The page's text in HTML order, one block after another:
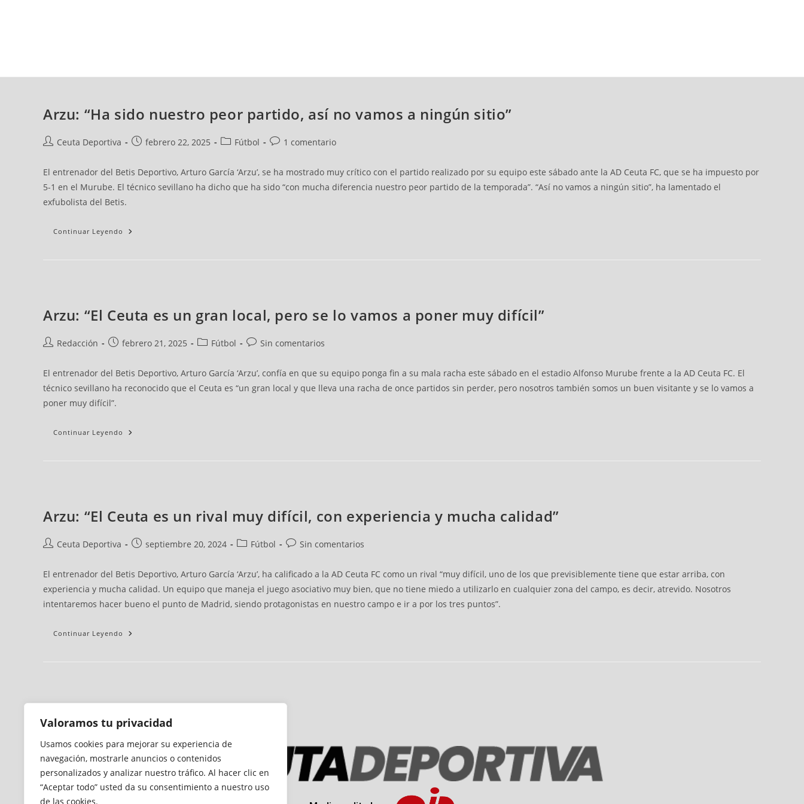
Valoramos tu privacidad
Usamos cookies para mejorar su experiencia de
navegación, mostrarle anuncios o contenidos
personalizados y analizar nuestro tráfico. Al hacer clic en
“Aceptar todo” usted da su consentimiento a nuestro uso
de las cookies.
Arzu: “Ha sido nuestro peor partido, así no vamos a ningún sitio”
Ceuta Deportiva febrero 22, 2025 Fútbol 1 comentario
El entrenador del Betis Deportivo, Arturo García ‘Arzu’, se ha mostrado muy crítico con el partido realizado por su equipo este sábado ante la AD Ceuta FC, que se ha impuesto por
5-1 en el Murube. El técnico sevillano ha dicho que ha sido “con mucha diferencia nuestro peor partido de la temporada”. “Así no vamos a ningún sitio”, ha lamentado el
exfubolista del Betis.
Continuar Leyendo
Arzu: “El Ceuta es un gran local, pero se lo vamos a poner muy difícil”
Redacción febrero 21, 2025 Fútbol Sin comentarios
El entrenador del Betis Deportivo, Arturo García ‘Arzu’, confía en que su equipo ponga fin a su mala racha este sábado en el estadio Alfonso Murube frente a la AD Ceuta FC. El
técnico sevillano ha reconocido que el Ceuta es “un gran local y que lleva una racha de once partidos sin perder, pero nosotros también somos un buen visitante y se lo vamos a
poner muy difícil”.
Continuar Leyendo
Arzu: “El Ceuta es un rival muy difícil, con experiencia y mucha calidad”
Ceuta Deportiva septiembre 20, 2024 Fútbol Sin comentarios
El entrenador del Betis Deportivo, Arturo García ‘Arzu’, ha calificado a la AD Ceuta FC como un rival “muy difícil, uno de los que previsiblemente tiene que estar arriba, con
experiencia y mucha calidad. Un equipo que maneja el juego asociativo muy bien, que no tiene miedo a utilizarlo en cualquier zona del campo, es decir, atrevido. Nosotros
intentaremos hacer bueno el punto de Madrid, siendo protagonistas en nuestro campo e ir a por los tres puntos”.
Continuar Leyendo